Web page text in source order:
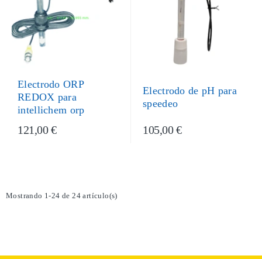
Electrodo ORP
REDOX para
intellichem orp
121,00 €
Electrodo de pH para
speedeo
105,00 €
Mostrando 1-24 de 24 artículo(s)